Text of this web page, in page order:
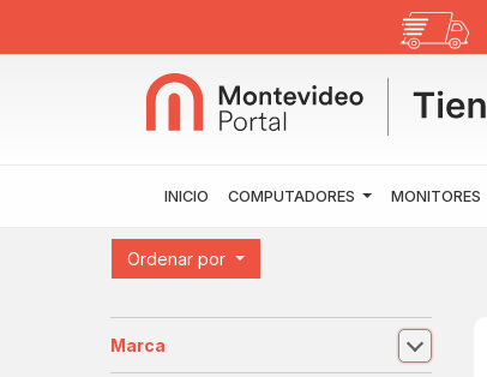
INICIO COMPUTADORES MONITORES
Ordenar por
Marca